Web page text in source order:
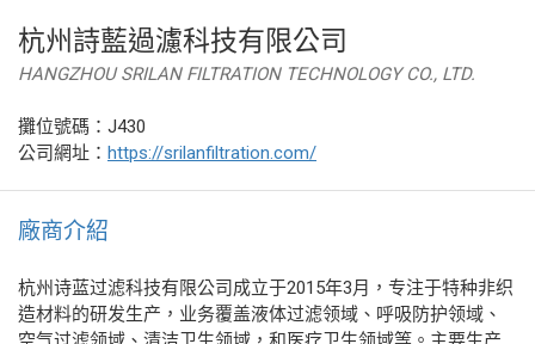
杭州詩藍過濾科技有限公司
HANGZHOU SRILAN FILTRATION TECHNOLOGY CO., LTD.
攤位號碼：J430
公司網址： https://srilanfiltration.com/
廠商介紹
杭州诗蓝过滤科技有限公司成立于2015年3月，专注于特种非织
造材料的研发生产，业务覆盖液体过滤领域、呼吸防护领域、